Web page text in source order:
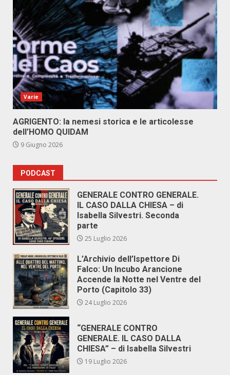
Varie
AGRIGENTO: la nemesi storica e le articolesse
dell’HOMO QUIDAM
9 Giugno 2026
PODCAST
GENERALE CONTRO GENERALE.
IL CASO DALLA CHIESA – di
Isabella Silvestri. Seconda
parte
25 Luglio 2026
L’Archivio dell’Ispettore Di
Falco: Un Incubo Arancione
Accende la Notte nel Ventre del
Porto (Capitolo 33)
24 Luglio 2026
“GENERALE CONTRO
GENERALE. IL CASO DALLA
CHIESA” – di Isabella Silvestri
19 Luglio 2026